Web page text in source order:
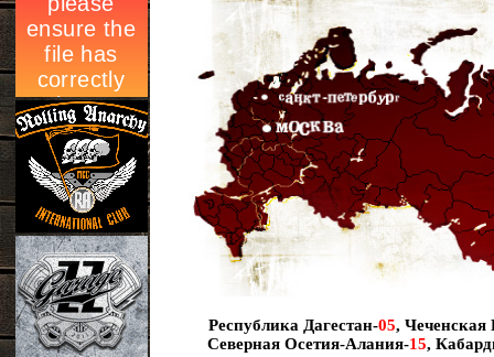
Республика Дагестан-05, Чеченская
Северная Осетия-Алания-15,